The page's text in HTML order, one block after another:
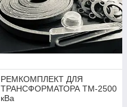
РЕМКОМПЛЕКТ ДЛЯ
ТРАНСФОРМАТОРА ТМ-2500
кВа